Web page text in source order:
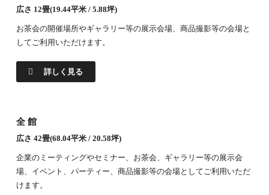
広さ 12畳(19.44平米 / 5.88坪)
お茶会の開催場所やギャラリー等の展示会場、商品撮影等の会場と
してご利用いただけます。
詳しく見る
全館
広さ 42畳(68.04平米 / 20.58坪)
企業のミーティングやセミナー、お茶会、ギャラリー等の展示会
場、イベント、パーティー、商品撮影等の会場としてご利用いただ
けます。